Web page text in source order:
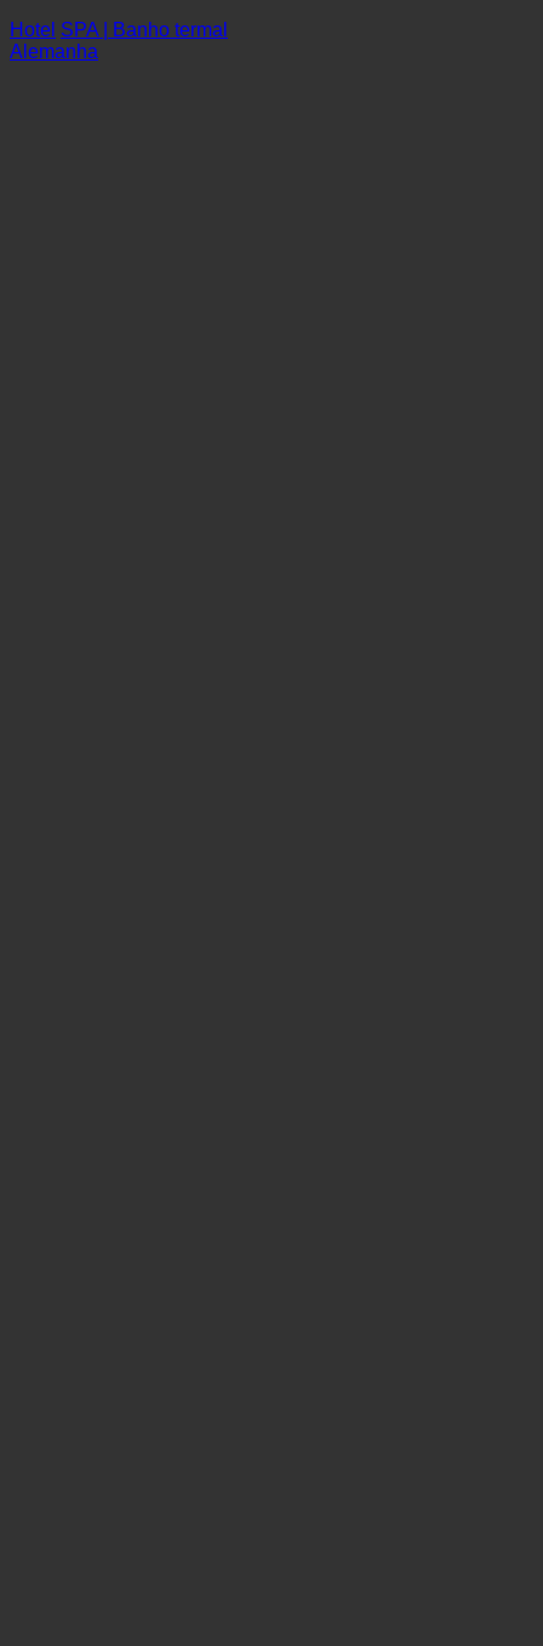
Das König Ludwig